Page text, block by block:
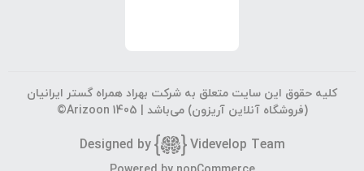
جستجوی پیشرفته
کلیه حقوق این سایت متعلق به شرکت بهراد همراه گستر ایرانیان
(فروشگاه آنلاین آریزون) می‌باشد | ©Arizoon 1405
Designed by Videvelop Team